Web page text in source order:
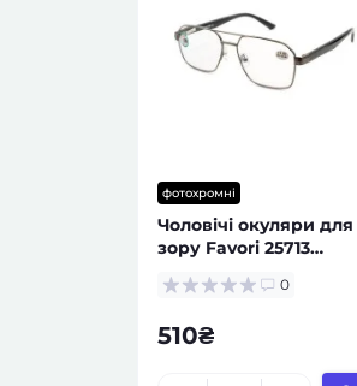
фотохромні
Чоловічі окуляри для
зору Favori 25713
0
510₴